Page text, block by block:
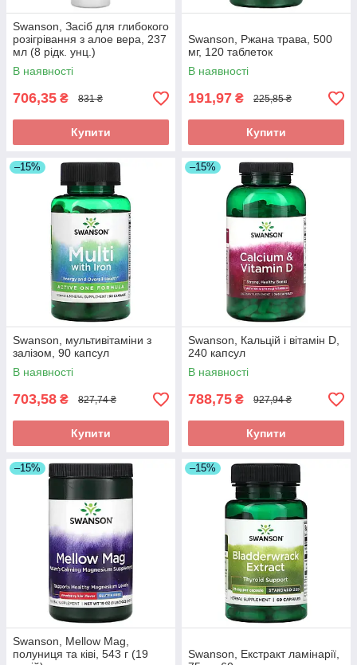
Swanson, Засіб для глибокого
розігрівання з алое вера, 237
мл (8 рідк. унц.)
В наявності
706,35 ₴ 831 ₴
Купити
Swanson, Ржана трава, 500
мг, 120 таблеток
В наявності
191,97 ₴ 225,85 ₴
Купити
–15%
Swanson, мультивітаміни з
залізом, 90 капсул
В наявності
703,58 ₴ 827,74 ₴
Купити
–15%
Swanson, Кальцій і вітамін D,
240 капсул
В наявності
788,75 ₴ 927,94 ₴
Купити
–15%
Swanson, Mellow Mag,
полуниця та ківі, 543 г (19
–15%
Swanson, Екстракт ламінарії,